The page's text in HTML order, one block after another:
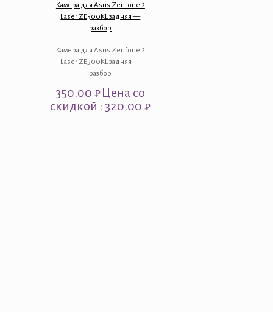
Камера для Asus Zenfone 2
Laser ZE500KL задняя —
разбор
Камера для Asus Zenfone 2
Laser ZE500KL задняя —
разбор
350.00₽Цена со
скидкой : 320.00 ₽